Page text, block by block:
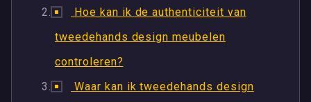
Hoe kan ik de authenticiteit van
tweedehands design meubelen
controleren?
Waar kan ik tweedehands design